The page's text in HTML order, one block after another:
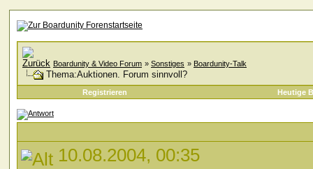
Boardunity & Video Forum » Sonstiges » Boardunity-Talk
Thema:Auktionen. Forum sinnvoll?
Registrieren Heutige
10.08.2004, 00:35